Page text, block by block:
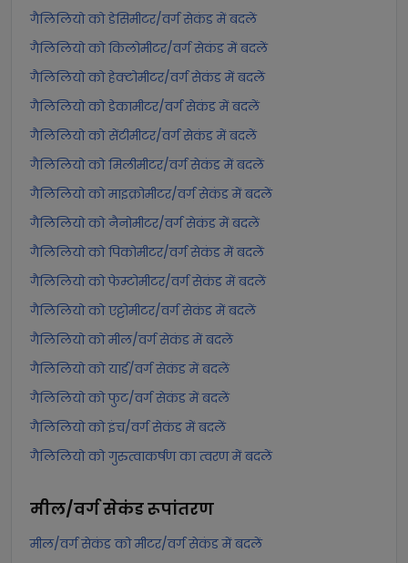
गैलिलियो को डेसिमीटर/वर्ग सेकंड में बदलें
गैलिलियो को किलोमीटर/वर्ग सेकंड में बदलें
गैलिलियो को हेक्टोमीटर/वर्ग सेकंड में बदलें
गैलिलियो को डेकामीटर/वर्ग सेकंड में बदलें
गैलिलियो को सेंटीमीटर/वर्ग सेकंड में बदलें
गैलिलियो को मिलीमीटर/वर्ग सेकंड में बदलें
गैलिलियो को माइक्रोमीटर/वर्ग सेकंड में बदलें
गैलिलियो को नैनोमीटर/वर्ग सेकंड में बदलें
गैलिलियो को पिकोमीटर/वर्ग सेकंड में बदलें
गैलिलियो को फेम्टोमीटर/वर्ग सेकंड में बदलें
गैलिलियो को एट्टोमीटर/वर्ग सेकंड में बदलें
गैलिलियो को मील/वर्ग सेकंड में बदलें
गैलिलियो को यार्ड/वर्ग सेकंड में बदलें
गैलिलियो को फुट/वर्ग सेकंड में बदलें
गैलिलियो को इंच/वर्ग सेकंड में बदलें
गैलिलियो को गुरुत्वाकर्षण का त्वरण में बदलें
मील/वर्ग सेकंडरूपांतरण
मील/वर्ग सेकंड को मीटर/वर्ग सेकंड में बदलें